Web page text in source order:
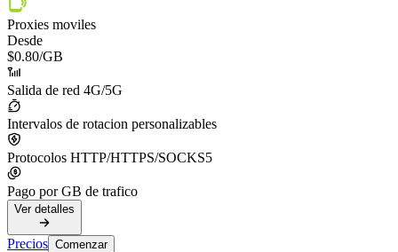
Proxies moviles
Desde
$0.80/GB
Salida de red 4G/5G
Intervalos de rotacion personalizables
Protocolos HTTP/HTTPS/SOCKS5
Pago por GB de trafico
Ver detalles
Precios Comenzar